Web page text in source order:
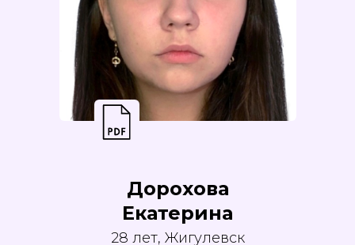
Дорохова
Екатерина
28 лет, Жигулевск